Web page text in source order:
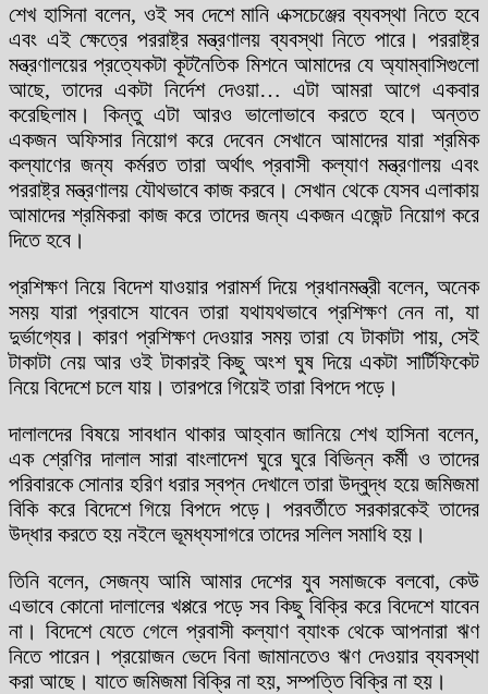
শেখ হাসিনা বলেন, ওই সব দেশে মানি এক্সচেঞ্জের ব্যবস্থা নিতে হবে
এবং এই ক্ষেত্রে পররাষ্ট্র মন্ত্রণালয় ব্যবস্থা নিতে পারে। পররাষ্ট্র
মন্ত্রণালয়ের প্রত্যেকটা কূটনৈতিক মিশনে আমাদের যে অ্যাম্বাসিগুলো
আছে, তাদের একটা নির্দেশ দেওয়া… এটা আমরা আগে একবার
করেছিলাম। কিন্তু এটা আরও ভালোভাবে করতে হবে। অন্তত
একজন অফিসার নিয়োগ করে দেবেন সেখানে আমাদের যারা শ্রমিক
কল্যাণের জন্য কর্মরত তারা অর্থাৎ প্রবাসী কল্যাণ মন্ত্রণালয় এবং
পররাষ্ট্র মন্ত্রণালয় যৌথভাবে কাজ করবে। সেখান থেকে যেসব এলাকায়
আমাদের শ্রমিকরা কাজ করে তাদের জন্য একজন এজেন্ট নিয়োগ করে
দিতে হবে।
প্রশিক্ষণ নিয়ে বিদেশ যাওয়ার পরামর্শ দিয়ে প্রধানমন্ত্রী বলেন, অনেক
সময় যারা প্রবাসে যাবেন তারা যথাযথভাবে প্রশিক্ষণ নেন না, যা
দুর্ভাগ্যের। কারণ প্রশিক্ষণ দেওয়ার সময় তারা যে টাকাটা পায়, সেই
টাকাটা নেয় আর ওই টাকারই কিছু অংশ ঘুষ দিয়ে একটা সার্টিফিকেট
নিয়ে বিদেশে চলে যায়। তারপরে গিয়েই তারা বিপদে পড়ে।
দালালদের বিষয়ে সাবধান থাকার আহ্বান জানিয়ে শেখ হাসিনা বলেন,
এক শ্রেণির দালাল সারা বাংলাদেশ ঘুরে ঘুরে বিভিন্ন কর্মী ও তাদের
পরিবারকে সোনার হরিণ ধরার স্বপ্ন দেখালে তারা উদ্বুদ্ধ হয়ে জমিজমা
বিকি করে বিদেশে গিয়ে বিপদে পড়ে। পরবর্তীতে সরকারকেই তাদের
উদ্ধার করতে হয় নইলে ভূমধ্যসাগরে তাদের সলিল সমাধি হয়।
তিনি বলেন, সেজন্য আমি আমার দেশের যুব সমাজকে বলবো, কেউ
এভাবে কোনো দালালের খপ্পরে পড়ে সব কিছু বিক্রি করে বিদেশে যাবেন
না। বিদেশে যেতে গেলে প্রবাসী কল্যাণ ব্যাংক থেকে আপনারা ঋণ
নিতে পারেন। প্রয়োজন ভেদে বিনা জামানতেও ঋণ দেওয়ার ব্যবস্থা
করা আছে। যাতে জমিজমা বিক্রি না হয়, সম্পত্তি বিক্রি না হয়।